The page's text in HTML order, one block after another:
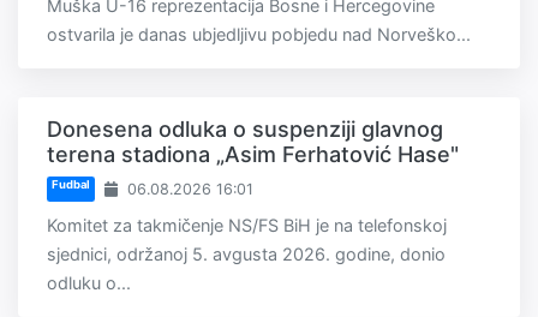
Muška U-16 reprezentacija Bosne i Hercegovine
ostvarila je danas ubjedljivu pobjedu nad Norveško...
Donesena odluka o suspenziji glavnog
terena stadiona „Asim Ferhatović Hase"
Fudbal 06.08.2026 16:01
Komitet za takmičenje NS/FS BiH je na telefonskoj
sjednici, održanoj 5. avgusta 2026. godine, donio
odluku o...